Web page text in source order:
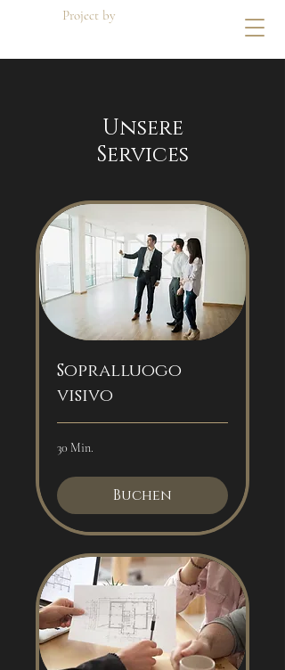
Project by
Unsere
Services
Sopralluogo
visivo
30 Min.
Buchen